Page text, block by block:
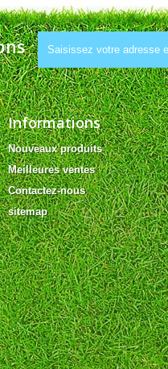
Informations
Nouveaux produits
Meilleures ventes
Contactez-nous
sitemap